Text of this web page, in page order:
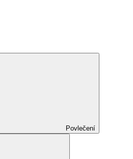
Povlečení